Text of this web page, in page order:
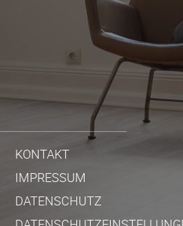
KONTAKT
IMPRESSUM
DATENSCHUTZ